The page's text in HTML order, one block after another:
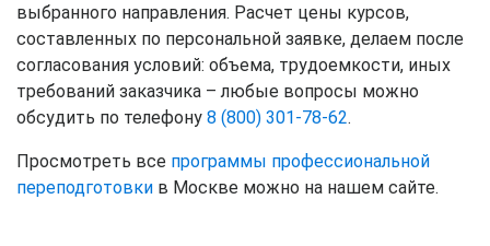
выбранного направления. Расчет цены курсов,
составленных по персональной заявке, делаем после
согласования условий: объема, трудоемкости, иных
требований заказчика – любые вопросы можно
обсудить по телефону 8 (800) 301-78-62.
Просмотреть все программы профессиональной
переподготовки в Москве можно на нашем сайте.